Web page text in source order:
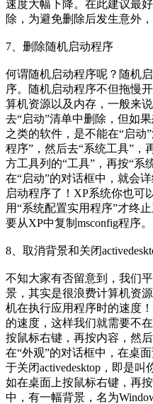
速度大幅下降。在此建议最
除，为避免删除后发生意外
7、删除随机启动程序
何谓随机启动程序呢？随机
序。随机启动程序不但拖慢
算机资源以及内存，一般来
去“启动”清单中删除，但如
之类的软件，是不能在“启动
程序”，然后去“系统工具”，
方工具列的“工具”，再按“系
在“启动”的对话框中，就会
启动程序了！XP系统你也可
用“系统配置实用程序”才终
要从XP中复制msconfig程序。
8、取消背景和关闭
不知大家有否留意到，我们
景，其实是很浪费计算机资
机在执行应用程序时的速度
的速度，这样我们就需要不
按鼠标右键，再按内容，然
在“外观”的对话框中，在桌
于关闭activedesktop，即是
如在桌面上按鼠标右键，再
中，有一幅背景，名为